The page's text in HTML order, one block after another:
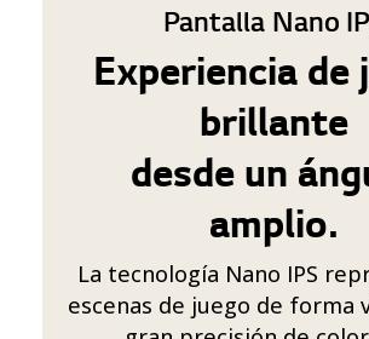
Pantalla Nano
Experiencia de
brillante
desde un
amplio.
La tecnología Nano IPS
escenas de juego de forma